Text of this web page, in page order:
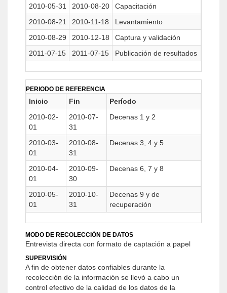
2010-05-31
2010-08-20
Capacitación
2010-08-21
2010-11-18
Levantamiento
2010-08-29
2010-12-18
Captura y validación
2011-07-15
2011-07-15 Publicación de resultados
PERIODO DE REFERENCIA
Inicio Fin
Período
2010-02-
01
2010-07-
31
Decenas 1 y 2
2010-03-
01
2010-08-
31
Decenas 3, 4 y 5
2010-04-
01
2010-09-
30
Decenas 6, 7 y 8
2010-05-
01
2010-10-
31
Decenas 9 y de
recuperación
MODO DE RECOLECCIÓN DE DATOS
Entrevista directa con formato de captación a papel
SUPERVISIÓN
A fin de obtener datos confiables durante la
recolección de la información se llevó a cabo un
control efectivo de la calidad de los datos de la